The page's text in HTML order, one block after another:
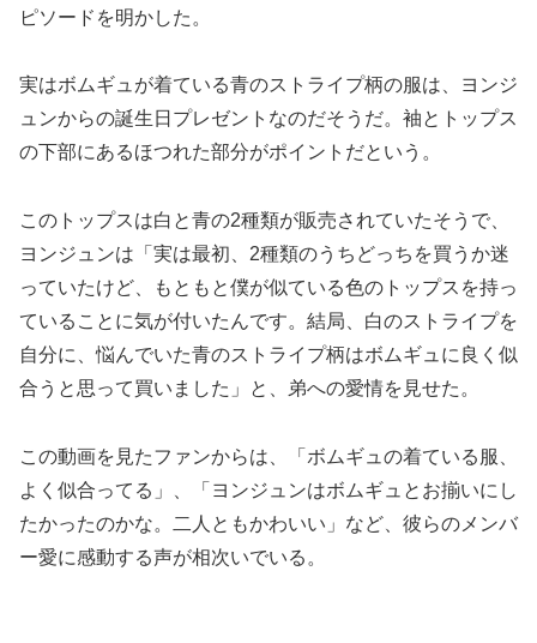
ピソードを明かした。
実はボムギュが着ている青のストライプ柄の服は、ヨンジ
ュンからの誕生日プレゼントなのだそうだ。袖とトップス
の下部にあるほつれた部分がポイントだという。
このトップスは白と青の2種類が販売されていたそうで、
ヨンジュンは「実は最初、2種類のうちどっちを買うか迷
っていたけど、もともと僕が似ている色のトップスを持っ
ていることに気が付いたんです。結局、白のストライプを
自分に、悩んでいた青のストライプ柄はボムギュに良く似
合うと思って買いました」と、弟への愛情を見せた。
この動画を見たファンからは、「ボムギュの着ている服、
よく似合ってる」、「ヨンジュンはボムギュとお揃いにし
たかったのかな。二人ともかわいい」など、彼らのメンバ
ー愛に感動する声が相次いでいる。